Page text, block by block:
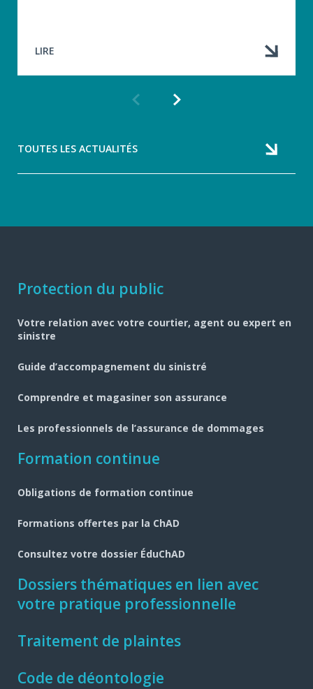
LIRE
TOUTES LES ACTUALITÉS
Navigation
pied
de
page
Protection du public
Votre relation avec votre courtier, agent ou expert en
sinistre
Guide d’accompagnement du sinistré
Comprendre et magasiner son assurance
Les professionnels de l’assurance de dommages
Formation continue
Obligations de formation continue
Formations offertes par la ChAD
Consultez votre dossier ÉduChAD
Dossiers thématiques en lien avec
votre pratique professionnelle
Traitement de plaintes
Code de déontologie